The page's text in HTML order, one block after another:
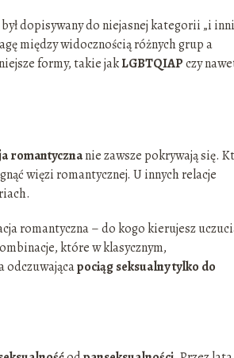
dopisywany do niejasnej kategorii „i
między widocznością różnych grup a
formy, takie jakLGBTQIAPczy
romantycznanie zawsze pokrywają się.
więzi romantycznej. U innych relacje
romantyczna – do kogo kierujesz
które w klasycznym,
odczuwającapociąg seksualny tylko do